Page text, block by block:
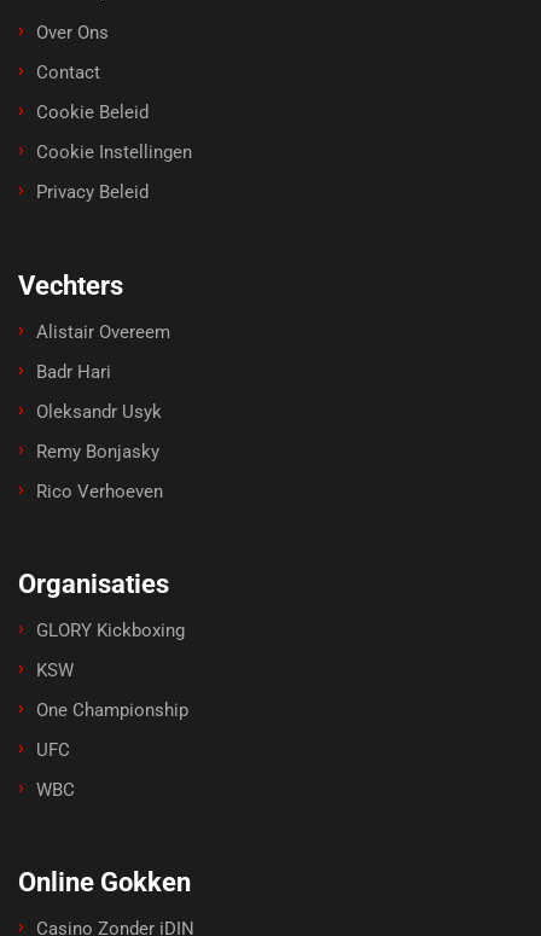
Over Ons
Contact
Cookie Beleid
Cookie Instellingen
Privacy Beleid
Vechters
Alistair Overeem
Badr Hari
Oleksandr Usyk
Remy Bonjasky
Rico Verhoeven
Organisaties
GLORY Kickboxing
KSW
One Championship
UFC
WBC
Online Gokken
Casino Zonder iDIN